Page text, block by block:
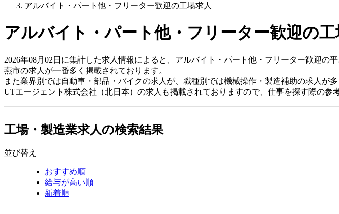
アルバイト・パート他・フリーター歓迎の工場求人
アルバイト・パート他・フリーター歓迎の
2026年08月02日に集計した求人情報によると、アルバイト・パート他・フリーター歓迎の平
燕市の求人が一番多く掲載されております。
また業界別では自動車・部品・バイクの求人が、職種別では機械操作・製造補助の求人が多
UTエージェント株式会社（北日本）の求人も掲載されておりますので、仕事を探す際の参
工場・製造業求人の検索結果
並び替え
おすすめ順
給与が高い順
新着順